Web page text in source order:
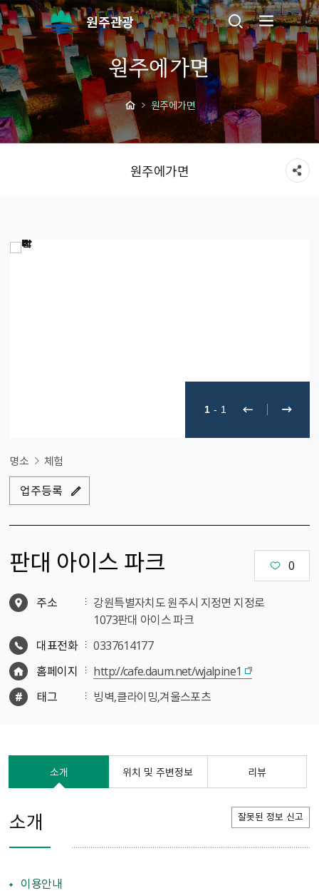
원주관광
원주에가면
원주에가면
원주에가면
1 - 1
명소 체험
업주등록
판대 아이스 파크 0
주소
강원특별자치도 원주시 지정면 지정로
1073판대 아이스 파크
대표전화
0337614177
홈페이지
http://cafe.daum.net/wjalpine1
태그
빙벽,클라이밍,겨울스포츠
소개 위치 및 주변정보 리뷰
소개 잘못된 정보 신고
이용안내